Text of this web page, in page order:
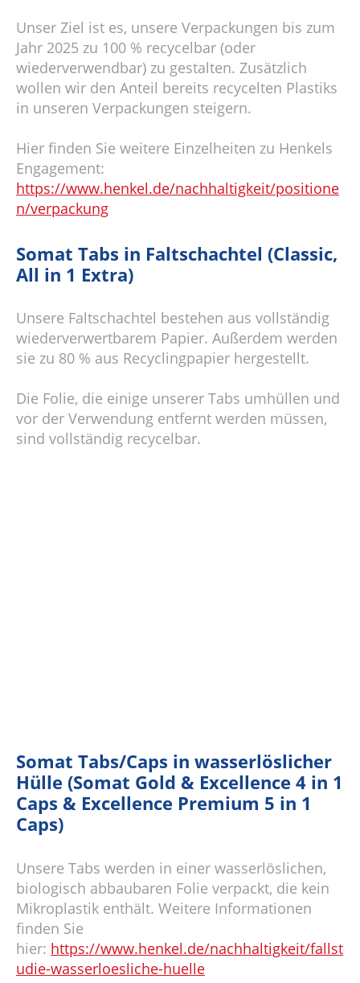
Unser Ziel ist es, unsere Verpackungen bis zum
Jahr 2025 zu 100 % recycelbar (oder
wiederverwendbar) zu gestalten. Zusätzlich
wollen wir den Anteil bereits recycelten Plastiks
in unseren Verpackungen steigern.
Hier finden Sie weitere Einzelheiten zu Henkels
Engagement:
https://www.henkel.de/nachhaltigkeit/positione
n/verpackung
Somat Tabs in Faltschachtel (Classic,
All in 1 Extra)
Unsere Faltschachtel bestehen aus vollständig
wiederverwertbarem Papier. Außerdem werden
sie zu 80 % aus Recyclingpapier hergestellt.
Die Folie, die einige unserer Tabs umhüllen und
vor der Verwendung entfernt werden müssen,
sind vollständig recycelbar.
Somat Tabs/Caps in wasserlöslicher
Hülle (Somat Gold & Excellence 4 in 1
Caps & Excellence Premium 5 in 1
Caps)
Unsere Tabs werden in einer wasserlöslichen,
biologisch abbaubaren Folie verpackt, die kein
Mikroplastik enthält. Weitere Informationen
finden Sie
hier: https://www.henkel.de/nachhaltigkeit/fallst
udie-wasserloesliche-huelle